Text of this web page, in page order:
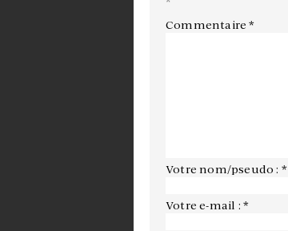
Commentaire*
Votre nom/pseudo : *
Votre e-mail : *